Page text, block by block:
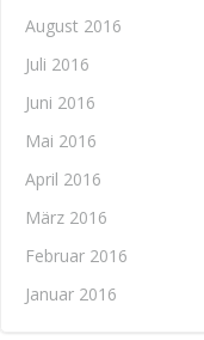
August 2016
Juli 2016
Juni 2016
Mai 2016
April 2016
März 2016
Februar 2016
Januar 2016